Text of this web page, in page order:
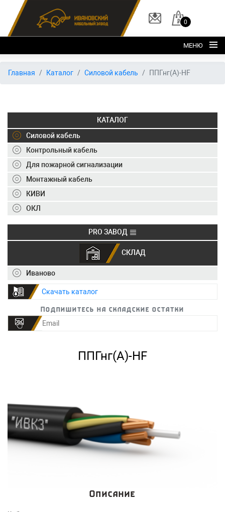
0
МЕНЮ
Главная
ОКЛ
Вакансии
Контакты
+7 (495) 150-40-20
+7 (495) 150-40-20 info@ivkz.ru
Главная Каталог Силовой кабель ППГнг(А)-HF
КАТАЛОГ
Силовой кабель
Контрольный кабель
Для пожарной сигнализации
Монтажный кабель
КИВИ
ОКЛ
PRO ЗАВОД
СКЛАД
Иваново
Скачать каталог
Подпишитесь на складские остатки
ППГнг(А)-HF
Описание